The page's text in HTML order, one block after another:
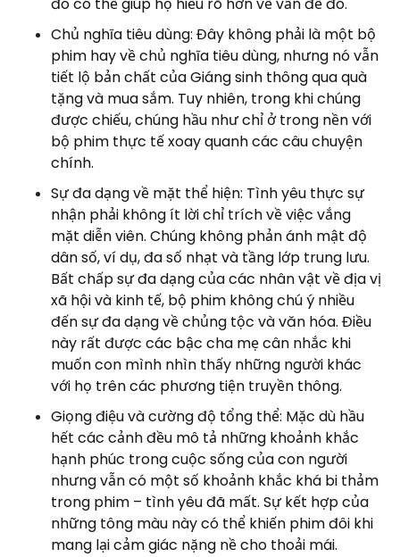
đó có thể giúp họ hiểu rõ hơn về vấn đề đó.
Chủ nghĩa tiêu dùng: Đây không phải là một bộ
phim hay về chủ nghĩa tiêu dùng, nhưng nó vẫn
tiết lộ bản chất của Giáng sinh thông qua quà
tặng và mua sắm. Tuy nhiên, trong khi chúng
được chiếu, chúng hầu như chỉ ở trong nền với
bộ phim thực tế xoay quanh các câu chuyện
chính.
Sự đa dạng về mặt thể hiện: Tình yêu thực sự
nhận phải không ít lời chỉ trích về việc vắng
mặt diễn viên. Chúng không phản ánh mật độ
dân số, ví dụ, đa số nhạt và tầng lớp trung lưu.
Bất chấp sự đa dạng của các nhân vật về địa vị
xã hội và kinh tế, bộ phim không chú ý nhiều
đến sự đa dạng về chủng tộc và văn hóa. Điều
này rất được các bậc cha mẹ cân nhắc khi
muốn con mình nhìn thấy những người khác
với họ trên các phương tiện truyền thông.
Giọng điệu và cường độ tổng thể: Mặc dù hầu
hết các cảnh đều mô tả những khoảnh khắc
hạnh phúc trong cuộc sống của con người
nhưng vẫn có một số khoảnh khắc khá bi thảm
trong phim – tình yêu đã mất. Sự kết hợp của
những tông màu này có thể khiến phim đôi khi
mang lại cảm giác nặng nề cho thoải mái.